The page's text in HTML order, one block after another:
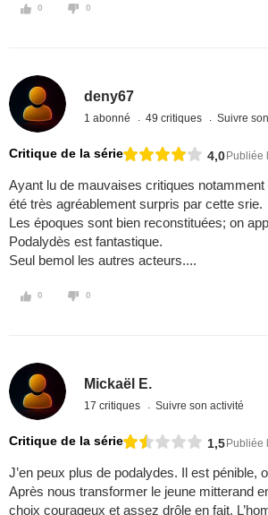
0 0
deny67
1 abonné 49 critiques Suivre
Critique de la série 4,0 Publiée
Ayant lu de mauvaises critiques notamment
été très agréablement surpris par cette srie.
Les époques sont bien reconstituées; on
Podalydès est fantastique.
Seul bemol les autres acteurs....
0 0
Mickaël E.
17 critiques Suivre son activité
Critique de la série 1,5 Publiée
J’en peux plus de podalydes. Il est pénible,
Après nous transformer le jeune mitterand
choix courageux et assez drôle en fait.